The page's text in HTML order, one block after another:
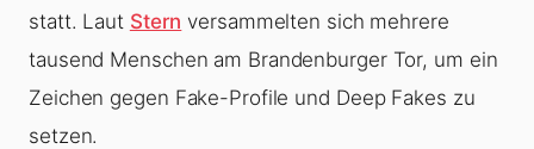
statt. Laut Stern versammelten sich mehrere
tausend Menschen am Brandenburger Tor, um ein
Zeichen gegen Fake-Profile und Deep Fakes zu
setzen.